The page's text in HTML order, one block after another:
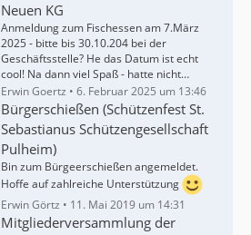
Neuen KG
Anmeldung zum Fischessen am 7.März
2025 - bitte bis 30.10.204 bei der
Geschäftsstelle? He das Datum ist echt
cool! Na dann viel Spaß - hatte nicht…
Erwin Goertz
6. Februar 2025 um 13:46
Bürgerschießen (Schützenfest St.
Sebastianus Schützengesellschaft
Pulheim)
Bin zum Bürgeerschießen angemeldet.
Hoffe auf zahlreiche Unterstützung
Erwin Görtz
11. Mai 2019 um 14:31
Mitgliederversammlung der